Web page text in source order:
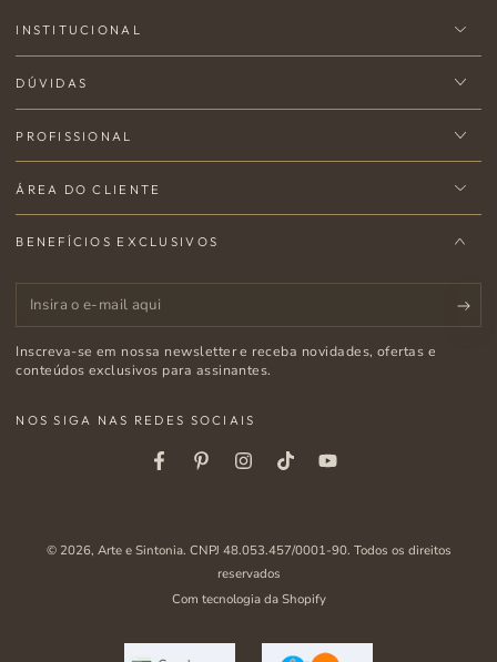
INSTITUCIONAL
DÚVIDAS
PROFISSIONAL
ÁREA DO CLIENTE
BENEFÍCIOS EXCLUSIVOS
Insira
o
e-
Inscreva-se em nossa newsletter e receba novidades, ofertas e
conteúdos exclusivos para assinantes.
NOS SIGA NAS REDES SOCIAIS
FacebookPinterestInstagramTiktokYoutube
© 2026, Arte e Sintonia. CNPJ 48.053.457/0001-90. Todos os direitos
reservados
Com tecnologia da Shopify